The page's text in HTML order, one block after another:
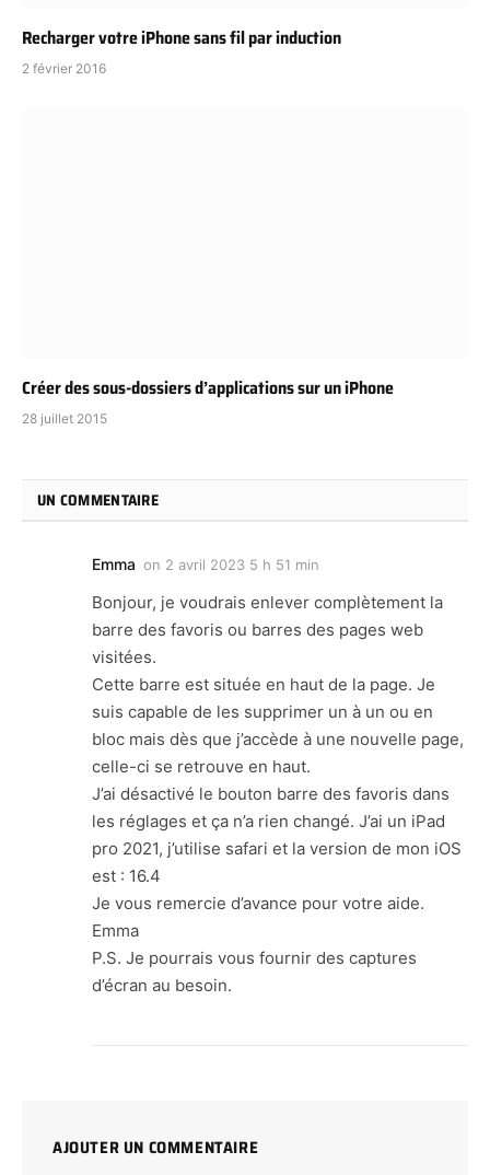
Recharger votre iPhone sans fil par induction
2 février 2016
Créer des sous-dossiers d’applications sur un iPhone
28 juillet 2015
UN COMMENTAIRE
Emma on 2 avril 2023 5 h 51 min
Bonjour, je voudrais enlever complètement la
barre des favoris ou barres des pages web
visitées.
Cette barre est située en haut de la page. Je
suis capable de les supprimer un à un ou en
bloc mais dès que j’accède à une nouvelle page,
celle-ci se retrouve en haut.
J’ai désactivé le bouton barre des favoris dans
les réglages et ça n’a rien changé. J’ai un iPad
pro 2021, j’utilise safari et la version de mon iOS
est : 16.4
Je vous remercie d’avance pour votre aide.
Emma
P.S. Je pourrais vous fournir des captures
d’écran au besoin.
AJOUTER UN COMMENTAIRE